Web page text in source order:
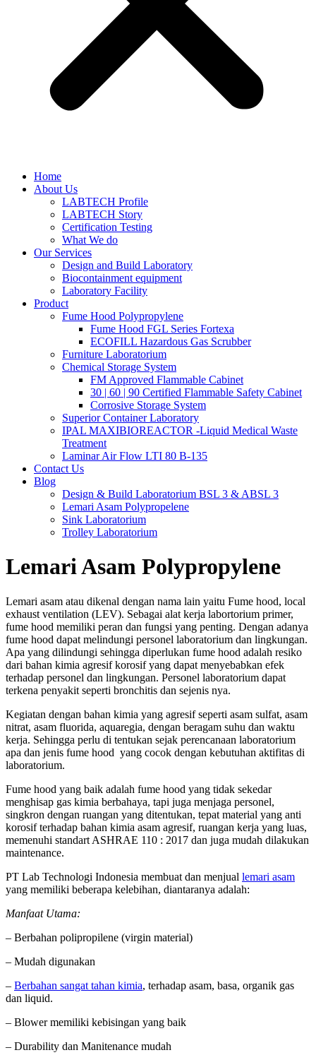
Home
About Us
LABTECH Profile
LABTECH Story
Certification Testing
What We do
Our Services
Design and Build Laboratory
Biocontainment equipment
Laboratory Facility
Product
Fume Hood Polypropylene
Fume Hood FGL Series Fortexa
ECOFILL Hazardous Gas Scrubber
Furniture Laboratorium
Chemical Storage System
FM Approved Flammable Cabinet
30 | 60 | 90 Certified Flammable Safety Cabinet
Corrosive Storage System
Superior Container Laboratory
IPAL MAXIBIOREACTOR -Liquid Medical Waste
Treatment
Laminar Air Flow LTI 80 B-135
Contact Us
Blog
Design & Build Laboratorium BSL 3 & ABSL 3
Lemari Asam Polypropelene
Sink Laboratorium
Trolley Laboratorium
Lemari Asam Polypropylene
Lemari asam atau dikenal dengan nama lain yaitu Fume hood, local
exhaust ventilation (LEV). Sebagai alat kerja labortorium primer,
fume hood memiliki peran dan fungsi yang penting. Dengan adanya
fume hood dapat melindungi personel laboratorium dan lingkungan.
Apa yang dilindungi sehingga diperlukan fume hood adalah resiko
dari bahan kimia agresif korosif yang dapat menyebabkan efek
terhadap personel dan lingkungan. Personel laboratorium dapat
terkena penyakit seperti bronchitis dan sejenis nya.
Kegiatan dengan bahan kimia yang agresif seperti asam sulfat, asam
nitrat, asam fluorida, aquaregia, dengan beragam suhu dan waktu
kerja. Sehingga perlu di tentukan sejak perencanaan laboratorium
apa dan jenis fume hood yang cocok dengan kebutuhan aktifitas di
laboratorium.
Fume hood yang baik adalah fume hood yang tidak sekedar
menghisap gas kimia berbahaya, tapi juga menjaga personel,
singkron dengan ruangan yang ditentukan, tepat material yang anti
korosif terhadap bahan kimia asam agresif, ruangan kerja yang luas,
memenuhi standart ASHRAE 110 : 2017 dan juga mudah dilakukan
maintenance.
PT Lab Technologi Indonesia membuat dan menjual lemari asam
yang memiliki beberapa kelebihan, diantaranya adalah:
Manfaat Utama:
– Berbahan polipropilene (virgin material)
– Mudah digunakan
– Berbahan sangat tahan kimia, terhadap asam, basa, organik gas
dan liquid.
– Blower memiliki kebisingan yang baik
– Durability dan Manitenance mudah